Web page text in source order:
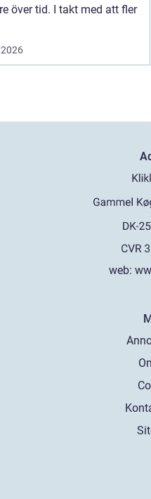
över tid. I takt med att fler
web: